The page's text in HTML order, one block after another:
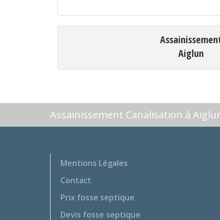
Aiglun
Assainissement Canalisation à
Mentions Légales
Contact
Prix fosse septique
Devis fosse septique